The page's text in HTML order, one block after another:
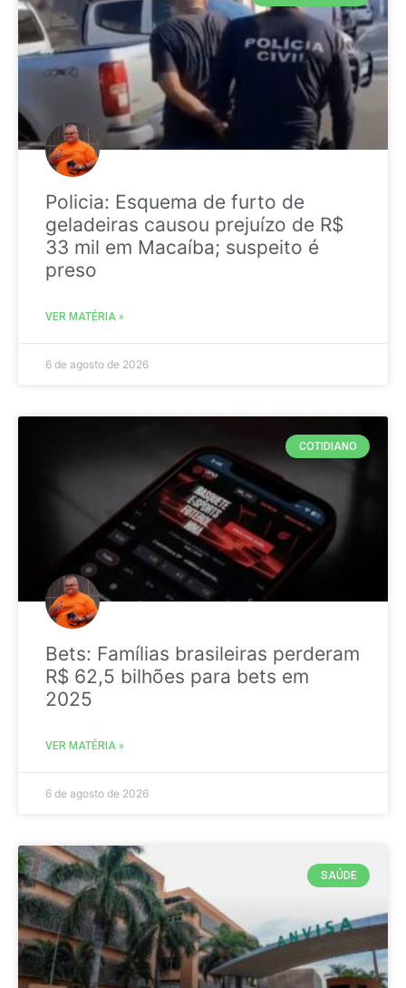
Policia: Esquema de furto de
geladeiras causou prejuízo de R$
33 mil em Macaíba; suspeito é
preso
VER MATÉRIA »
6 de agosto de 2026
COTIDIANO
Bets: Famílias brasileiras perderam
R$ 62,5 bilhões para bets em
2025
VER MATÉRIA »
6 de agosto de 2026
SAÚDE